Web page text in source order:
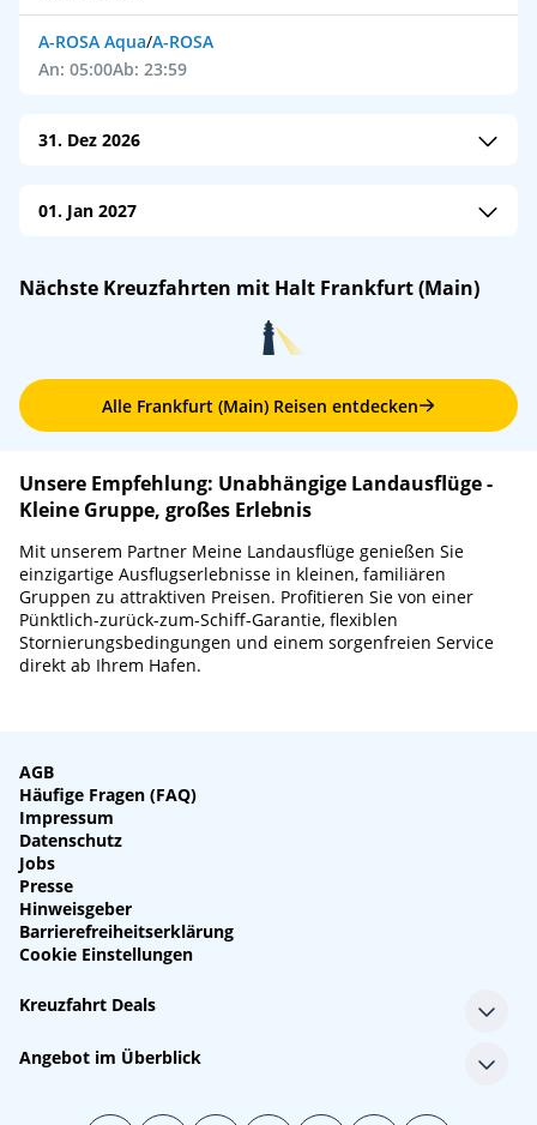
A-ROSA Aqua/A-ROSA
An: 05:00Ab: 23:59
31. Dez 2026
An: 10:30Ab: –
An: 19:00Ab: –
01. Jan 2027
An: –Ab: 06:00
Nächste Kreuzfahrten mit Halt Frankfurt (Main)
Alle Frankfurt (Main) Reisen entdecken
Unsere Empfehlung: Unabhängige Landausflüge -
Kleine Gruppe, großes Erlebnis
Mit unserem Partner Meine Landausflüge genießen Sie
einzigartige Ausflugserlebnisse in kleinen, familiären
Gruppen zu attraktiven Preisen. Profitieren Sie von einer
Pünktlich-zurück-zum-Schiff-Garantie, flexiblen
Stornierungsbedingungen und einem sorgenfreien Service
direkt ab Ihrem Hafen.
AGB
Häufige Fragen (FAQ)
Impressum
Datenschutz
Jobs
Presse
Hinweisgeber
Barrierefreiheitserklärung
Cookie Einstellungen
Kreuzfahrt Deals
Single-Kreuzfahrten
Kreuzfahrt mit Kindern
Minikreuzfahrten
Angebot im Überblick
Alle Schiffe